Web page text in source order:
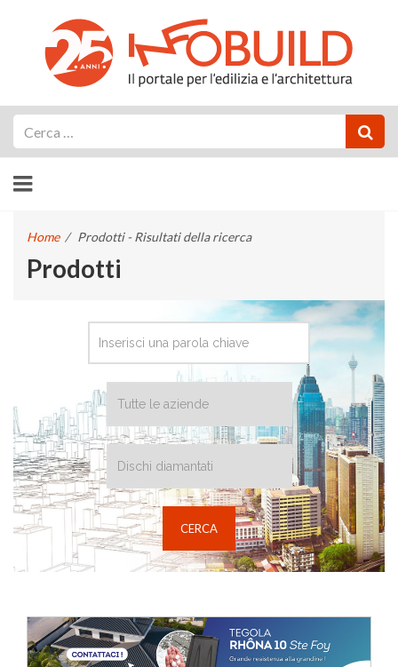
Home / Prodotti - Risultati della ricerca
Prodotti